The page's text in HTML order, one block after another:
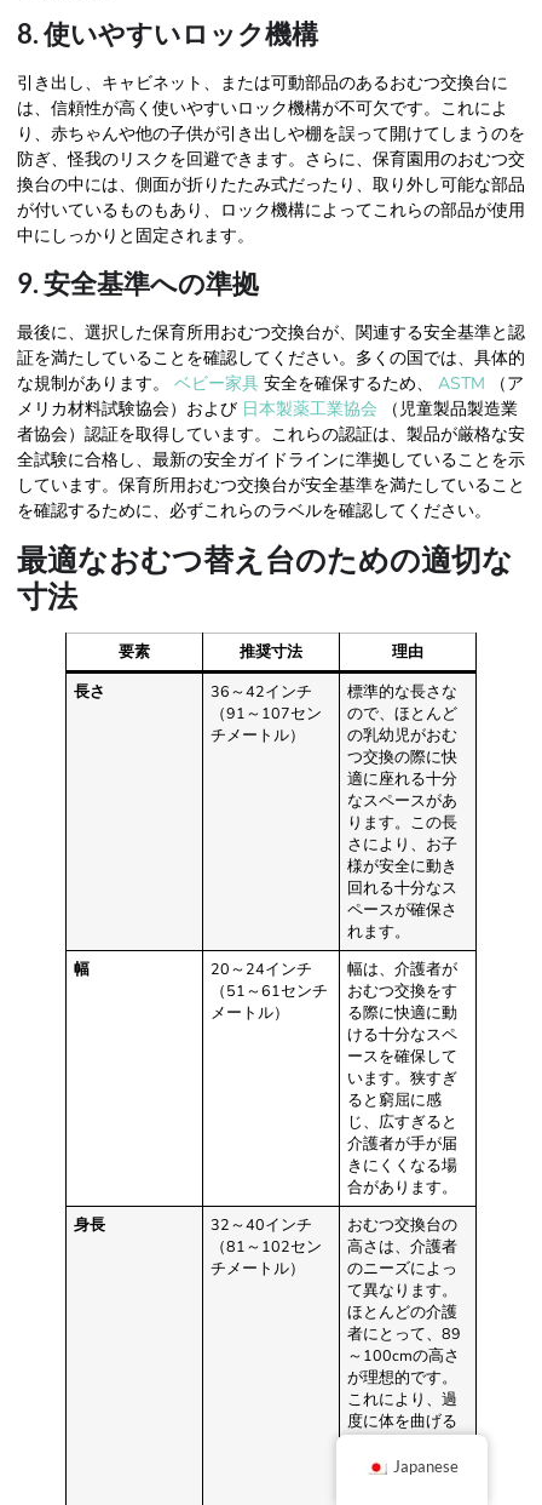
8. 使いやすいロック機構
引き出し、キャビネット、または可動部品のあるおむつ交換台に
は、信頼性が高く使いやすいロック機構が不可欠です。これによ
り、赤ちゃんや他の子供が引き出しや棚を誤って開けてしまうのを
防ぎ、怪我のリスクを回避できます。さらに、保育園用のおむつ交
換台の中には、側面が折りたたみ式だったり、取り外し可能な部品
が付いているものもあり、ロック機構によってこれらの部品が使用
中にしっかりと固定されます。
9. 安全基準への準拠
最後に、選択した保育所用おむつ交換台が、関連する安全基準と認
証を満たしていることを確認してください。多くの国では、具体的
な規制があります。 ベビー家具 安全を確保するため、 ASTM （ア
メリカ材料試験協会）および 日本製薬工業協会 （児童製品製造業
者協会）認証を取得しています。これらの認証は、製品が厳格な安
全試験に合格し、最新の安全ガイドラインに準拠していることを示
しています。保育所用おむつ交換台が安全基準を満たしていること
を確認するために、必ずこれらのラベルを確認してください。
最適なおむつ替え台のための適切な
寸法
要素 推奨寸法
理由
長さ
36～42インチ
（91～107セン
チメートル）
標準的な長さな
ので、ほとんど
の乳幼児がおむ
つ交換の際に快
適に座れる十分
なスペースがあ
ります。この長
さにより、お子
様が安全に動き
回れる十分なス
ペースが確保さ
れます。
幅
20～24インチ
（51～61センチ
メートル）
幅は、介護者が
おむつ交換をす
る際に快適に動
ける十分なスペ
ースを確保して
います。狭すぎ
ると窮屈に感
じ、広すぎると
介護者が手が届
きにくくなる場
合があります。
身長
32～40インチ
（81～102セン
チメートル）
おむつ交換台の
高さは、介護者
のニーズによっ
て異なります。
ほとんどの介護
者にとって、89
～100cmの高さ
が理想的です。
これにより、過
度に体を曲げる
ます。身長の高
Japanese